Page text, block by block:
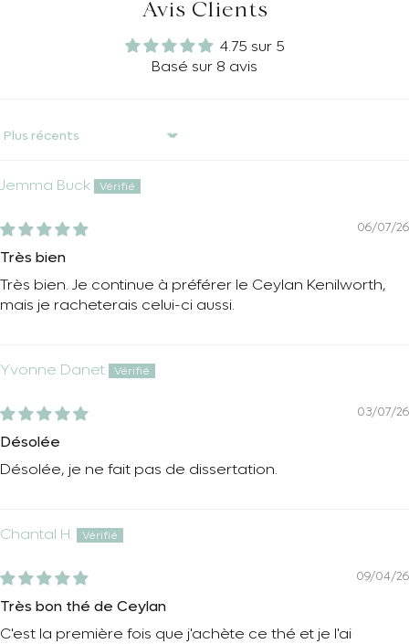
Avis Clients
4.75 sur 5
Basé sur 8 avis
Sort by
Jemma Buck
06/07/26
Très bien
Très bien. Je continue à préférer le Ceylan Kenilworth,
mais je racheterais celui-ci aussi.
Yvonne Danet
03/07/26
Désolée
Désolée, je ne fait pas de dissertation.
Chantal H.
09/04/26
Très bon thé de Ceylan
C'est la première fois que j'achète ce thé et je l'ai